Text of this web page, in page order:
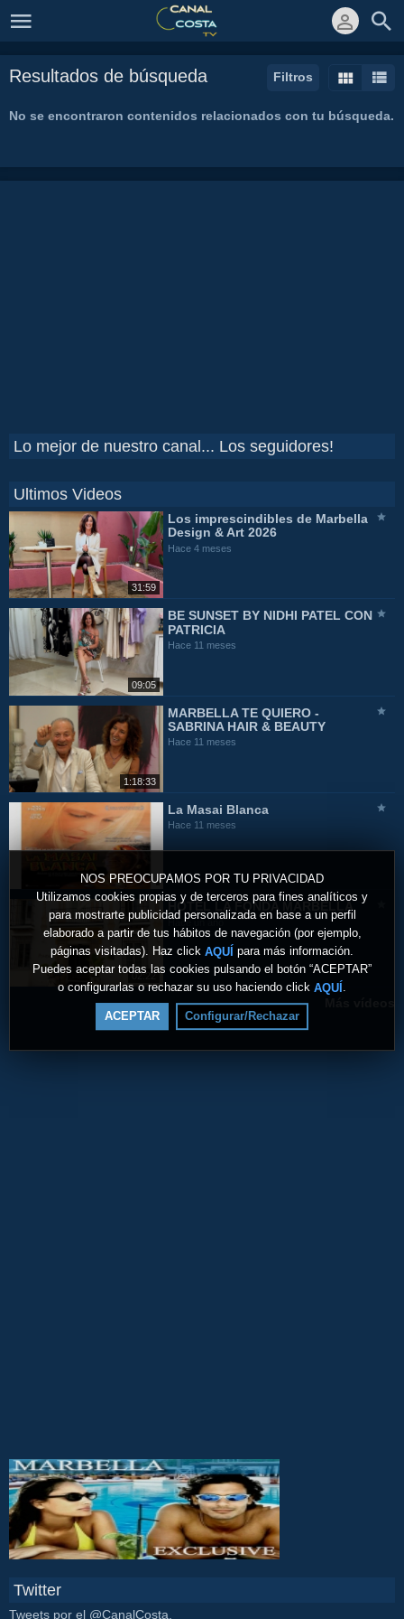
NOS PREOCUPAMOS POR TU PRIVACIDAD
Utilizamos cookies propias y de terceros para fines analíticos y
para mostrarte publicidad personalizada en base a un perfil
elaborado a partir de tus hábitos de navegación (por ejemplo,
páginas visitadas). Haz click AQUÍ para más información.
Puedes aceptar todas las cookies pulsando el botón “ACEPTAR”
o configurarlas o rechazar su uso haciendo click AQUÍ .
ACEPTAR Configurar/Rechazar
Filtros
Resultados de búsqueda
No se encontraron contenidos relacionados con tu búsqueda.
Lo mejor de nuestro canal... Los seguidores!
Ultimos Videos
31:59
Los imprescindibles de Marbella
Design & Art 2026
Hace 4 meses
09:05
BE SUNSET BY NIDHI PATEL CON
PATRICIA
Hace 11 meses
1:18:33
MARBELLA TE QUIERO -
SABRINA HAIR & BEAUTY
Hace 11 meses
La Masai Blanca
Hace 11 meses
02:22
HOTEL LA FONDA MARBELLA
Hace un año
Twitter
Tweets por el @CanalCosta.